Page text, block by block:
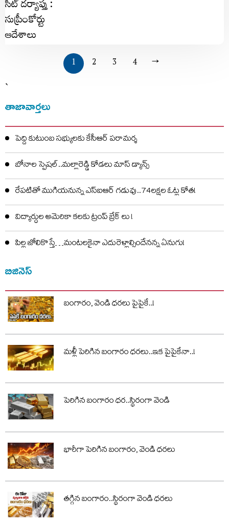
1 2 3 4 →
`
తాజావార్తలు
పెద్ది కుటుంబ సభ్యులకు కేసీఆర్ పరామర్శ
బోనాల స్పెషల్..మల్లారెడ్డి కోడలు మాస్ డ్యాన్స్
రేపటితో ముగియనున్న ఎస్‌ఐఆర్ గడువు..74లక్షల ఓట్ల కోత!
విద్యార్ధుల అమెరికా కలకు ట్రంప్ బ్రేక్ లు !
పిల్ల జోలికొస్తే…మంటలకైనా ఎదురెళ్లాల్సిందేనన్న ఏనుగు!
బిజినెస్
బంగారం, వెండి ధరలు పైపైకే..!
మళ్లీ పెరిగిన బంగారం ధరలు..ఇక పైపైకేనా..!
పెరిగిన బంగారం ధర..స్థిరంగా వెండి
భారీగా పెరిగిన బంగారం, వెండి ధరలు
తగ్గిన బంగారం..స్థిరంగా వెండి ధరలు